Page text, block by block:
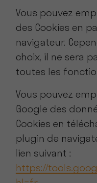
Vous pouvez
des Cookies en
navigateur.
choix, il ne sera
toutes les
Vous pouvez
Google des
Cookies en
plugin de
lien suivant :
https://